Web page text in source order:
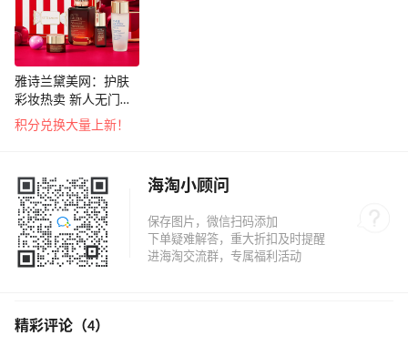
雅诗兰黛美网：护肤
彩妆热卖 新人无门槛
享8.5折
积分兑换大量上新！
海淘小顾问
精彩评论（4）